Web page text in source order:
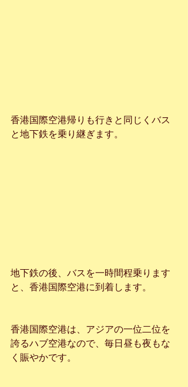
香港国際空港帰りも行きと同じくバス
と地下鉄を乗り継ぎます。
地下鉄の後、バスを一時間程乗ります
と、香港国際空港に到着します。
香港国際空港は、アジアの一位二位を
誇るハブ空港なので、毎日昼も夜もな
く賑やかです。